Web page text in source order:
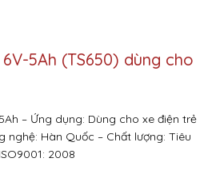
6V-5Ah (TS650) dùng cho
– Ứng dụng: Dùng cho xe điện trẻ
nghệ: Hàn Quốc – Chất lượng: Tiêu
2008